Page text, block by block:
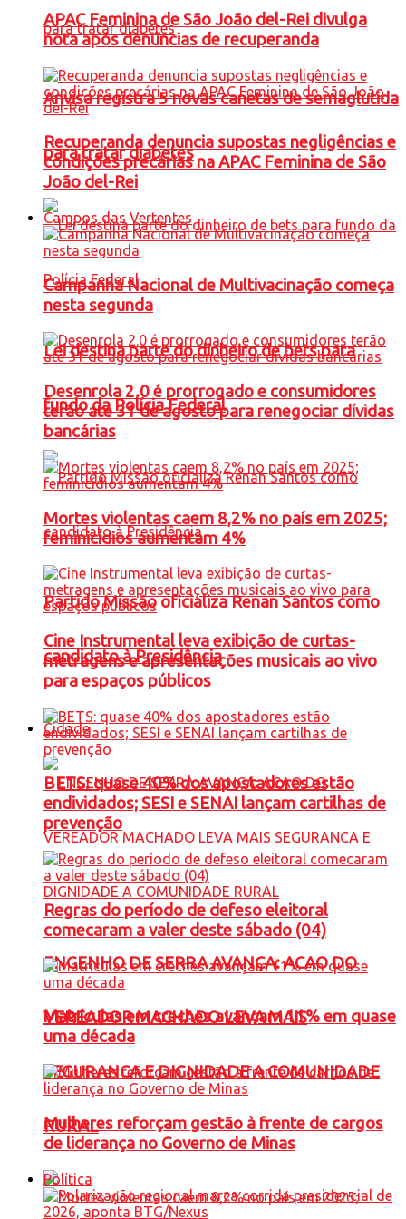
Anvisa registra 5 novas canetas de semaglutida
para tratar diabetes
Lei destina parte do dinheiro de bets para
fundo da Polícia Federal
Partido Missão oficializa Renan Santos como
candidato à Presidência
Cidade
ENGENHO DE SERRA AVANÇA: ACAO DO
VEREADOR MACHADO LEVA MAIS
SEGURANCA E DIGNIDADE A COMUNIDADE
RURAL
APAC Feminina de São João del-Rei divulga
nota após denúncias de recuperanda
Recuperanda denuncia supostas negligências e
condições precárias na APAC Feminina de São
João del-Rei
Campos das Vertentes
Campanha Nacional de Multivacinação começa
nesta segunda
Desenrola 2.0 é prorrogado e consumidores
terão até 31 de agosto para renegociar dívidas
bancárias
Mortes violentas caem 8,2% no país em 2025;
feminicídios aumentam 4%
Cine Instrumental leva exibição de curtas-
metragens e apresentações musicais ao vivo
para espaços públicos
BETS: quase 40% dos apostadores estão
endividados; SESI e SENAI lançam cartilhas de
prevenção
Regras do período de defeso eleitoral
comecaram a valer deste sábado (04)
Matrículas em creches avançam 11% em quase
uma década
Mulheres reforçam gestão à frente de cargos
de liderança no Governo de Minas
Política